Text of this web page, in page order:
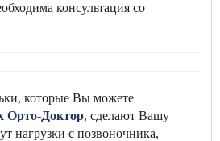
консультация со
которые Вы можете
Орто-Доктор, сделают Вашу
нагрузки с позвоночника,